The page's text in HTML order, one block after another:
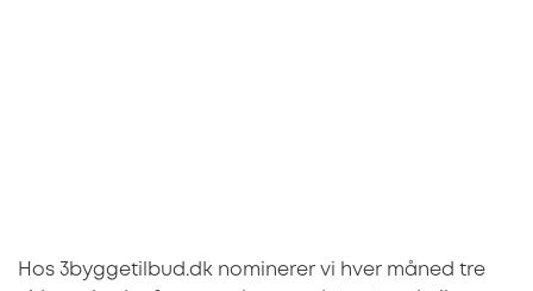
Hos 3byggetilbud.dk nominerer vi hver måned tre